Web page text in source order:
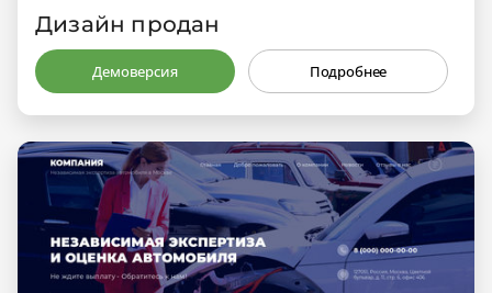
Дизайн продан
Демоверсия Подробнее